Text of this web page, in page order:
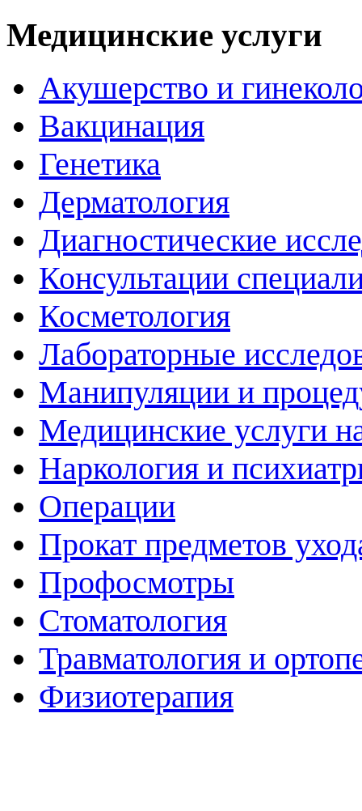
Медицинские услуги
Акушерство и
Вакцинация
Генетика
Дерматология
Диагностические
Консультации
Косметология
Лабораторные
Манипуляции и
Медицинские услуги
Наркология и
Операции
Прокат предметов
Профосмотры
Стоматология
Травматология и
Физиотерапия